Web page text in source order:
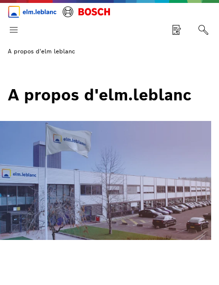
A propos d'elm leblanc
A propos d'elm.leblanc